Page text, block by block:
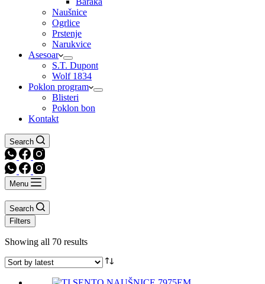
Naušnice
Ogrlice
Prstenje
Narukvice
Asesoar
S.T. Dupont
Wolf 1834
Poklon program
Blisteri
Poklon bon
Kontakt
Search
Menu
Search
Filters
Showing all 70 resultsSorted
latest